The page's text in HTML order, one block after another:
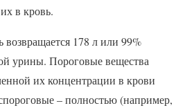
в кровь.
178 л или 99%
урины. Пороговые вещества
их концентрации в крови
– полностью (например,